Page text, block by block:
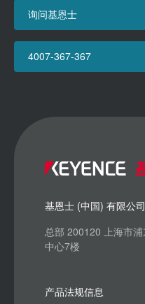
询问基恩士
4007-367-367
基恩士 (中国) 有限公司
总部 200120 上海市
中心7楼
产品法规信息